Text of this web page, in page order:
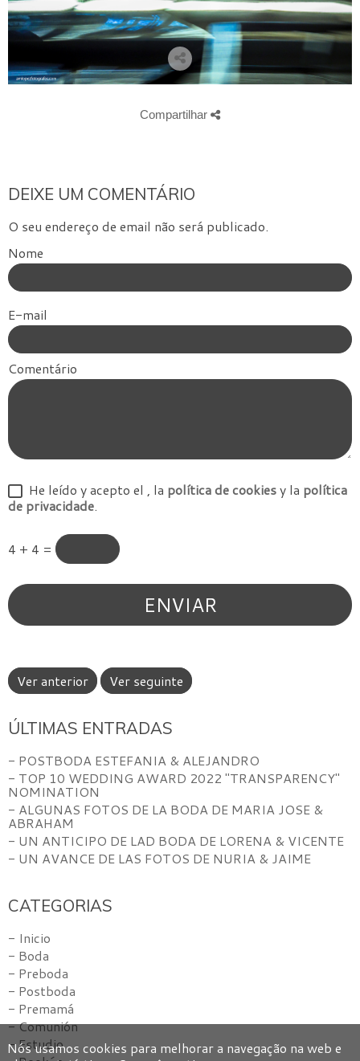
Compartilhar
DEIXE UM COMENTÁRIO
O seu endereço de email não será publicado.
Nome
E-mail
Comentário
He leído y acepto el , la política de cookiesy la política
de privacidade.
4 + 4 =
Ver anterior Ver seguinte
ÚLTIMAS ENTRADAS
- POSTBODA ESTEFANIA & ALEJANDRO
- TOP 10 WEDDING AWARD 2022 "TRANSPARENCY"
NOMINATION
- ALGUNAS FOTOS DE LA BODA DE MARIA JOSE &
ABRAHAM
- UN ANTICIPO DE LAD BODA DE LORENA & VICENTE
- UN AVANCE DE LAS FOTOS DE NURIA & JAIME
CATEGORIAS
- Inicio
- Boda
- Preboda
- Postboda
- Premamá
- Comunión
- Estudio
Nós usamos cookies para melhorar a navegação na web e